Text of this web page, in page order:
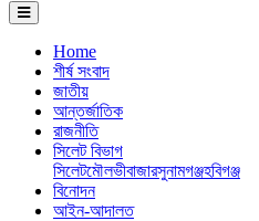
Home
শীর্ষ সংবাদ
জাতীয়
আন্তর্জাতিক
রাজনীতি
সিলেট বিভাগ
সিলেটমৌলভীবাজারসুনামগঞ্জহবিগঞ্জ
বিনোদন
আইন-আদালত